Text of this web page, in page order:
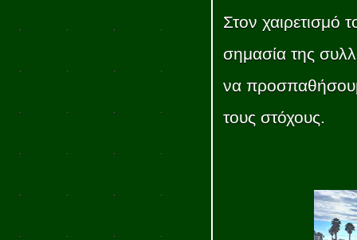
Στον χαιρετισμό
σημασία της
να
τους στόχους.